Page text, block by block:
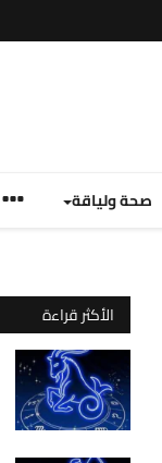
صحة ولياقة
الأكثر قراءة